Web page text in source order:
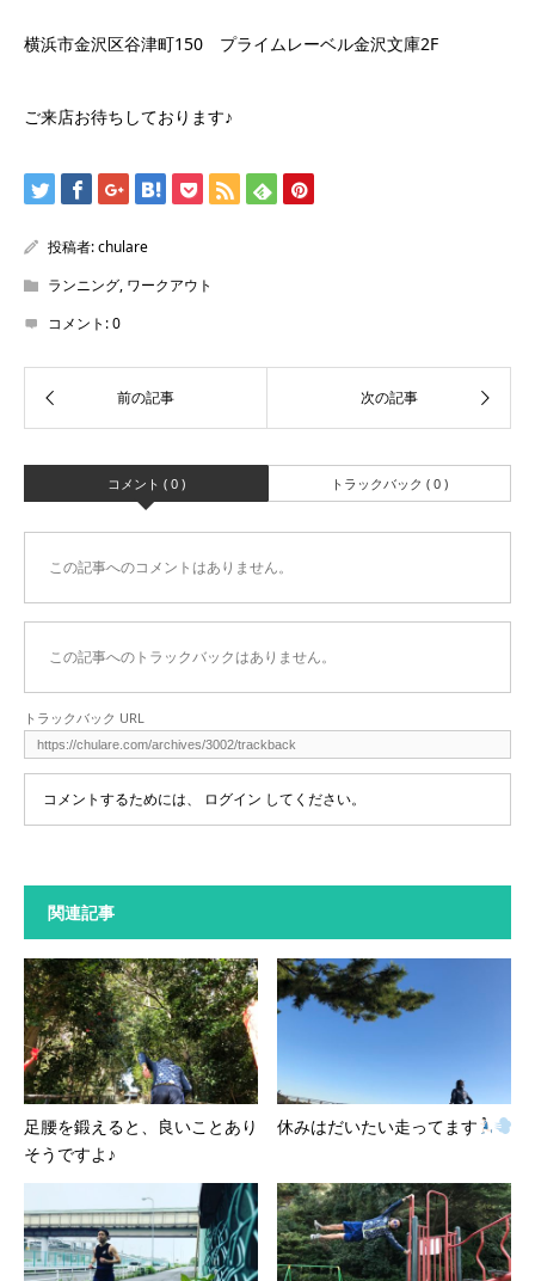
横浜市金沢区谷津町150 プライムレーベル金沢文庫2F
ご来店お待ちしております♪
投稿者:chulare
ランニング, ワークアウト
コメント:0
コメント ( 0 ) トラックバック ( 0 )
この記事へのコメントはありません。
この記事へのトラックバックはありません。
トラックバック URL
コメントするためには、 ログイン してください。
関連記事
足腰を鍛えると、良いことあり
そうですよ♪
休みはだいたい走ってます